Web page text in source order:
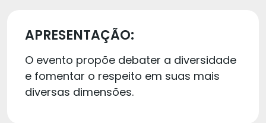
APRESENTAÇÃO:
O evento propõe debater a diversidade
e fomentar o respeito em suas mais
diversas dimensões.